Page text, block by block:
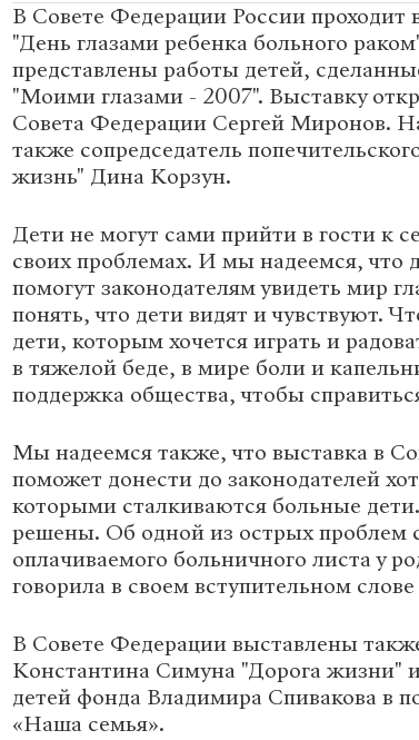
В Совете Федерации России проходит
"День глазами ребенка больного
представлены работы детей,
"Моими глазами - 2007". Выставку
Совета Федерации Сергей Миронов.
также сопредседатель
жизнь" Дина Корзун.
Дети не могут сами прийти в гости к
своих проблемах. И мы надеемся, что
помогут законодателям увидеть мир
понять, что дети видят и чувствуют.
дети, которым хочется играть и
в тяжелой беде, в мире боли и
поддержка общества, чтобы
Мы надеемся также, что выставка в
поможет донести до законодателей
которыми сталкиваются больные
решены. Об одной из острых проблем
оплачиваемого больничного листа у
говорила в своем вступительном
В Совете Федерации выставлены
Константина Симуна "Дорога жизни"
детей фонда Владимира Спивакова в
«Наша семья».